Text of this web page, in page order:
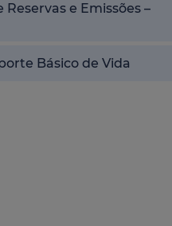
Reservas e Emissões –
Básico de Vida